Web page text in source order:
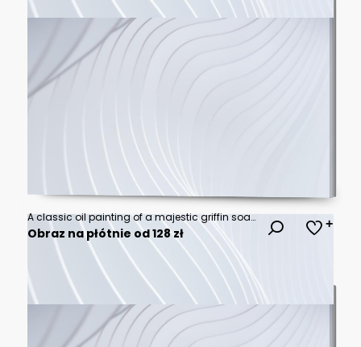
A classic oil painting of a majestic griffin soaring through the clouds.
Obraz na płótnie od 128 zł